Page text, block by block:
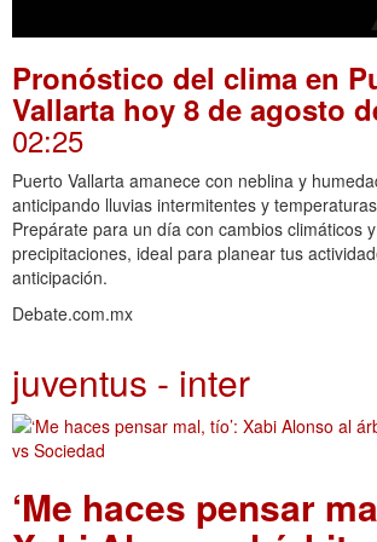
Pronóstico del clima en
Vallarta hoy 8 de agosto
02:25
Puerto Vallarta amanece con neblina y
anticipando lluvias intermitentes y
Prepárate para un día con cambios climáticos
precipitaciones, ideal para planear tus
anticipación.
Debate.com.mx
juventus - inter
‘Me haces pensar